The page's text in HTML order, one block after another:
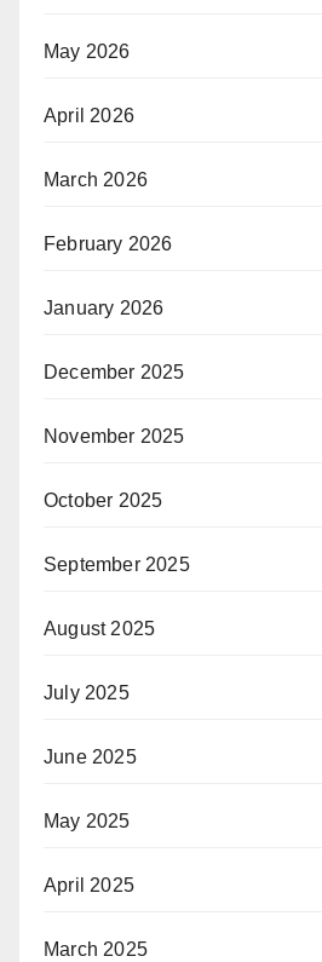
May 2026
April 2026
March 2026
February 2026
January 2026
December 2025
November 2025
October 2025
September 2025
August 2025
July 2025
June 2025
May 2025
April 2025
March 2025